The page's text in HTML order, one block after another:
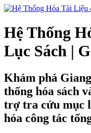
Hệ Thống
Lục Sách |
Khám phá
thống hóa sách
trợ tra cứu mục
hóa công tác